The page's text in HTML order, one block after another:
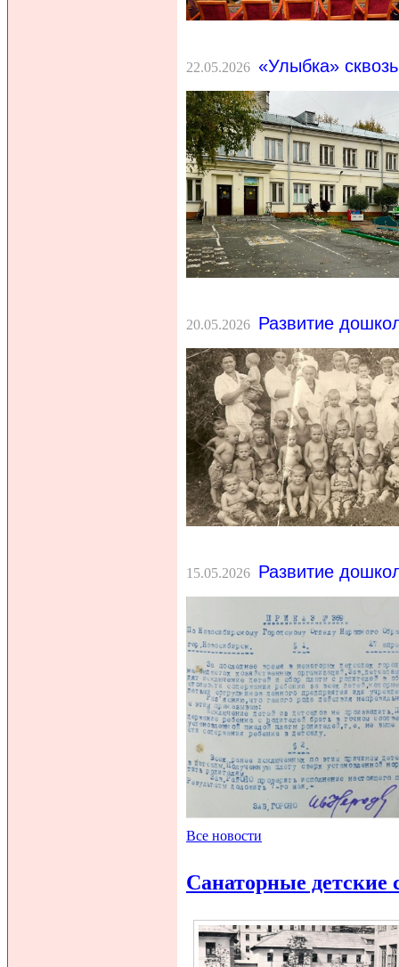
22.05.2026 «Улыбка»
20.05.2026 Развитие
15.05.2026 Развитие
Все новости
Санаторные детские